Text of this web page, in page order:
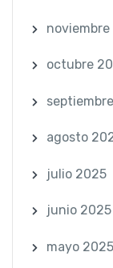
octubre
agosto
julio 2025
junio 2025
mayo 2025